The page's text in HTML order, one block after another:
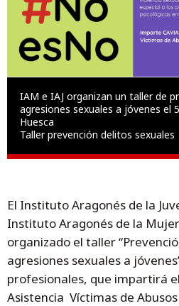
IAM e IAJ organizan un taller de
agresiones sexuales a jóvenes el
Huesca
Taller prevención delitos sexuales
El Instituto Aragonés de la
Instituto Aragonés de la
organizado el taller
agresiones sexuales a
profesionales, que impartirá
Asistencia Víctimas de